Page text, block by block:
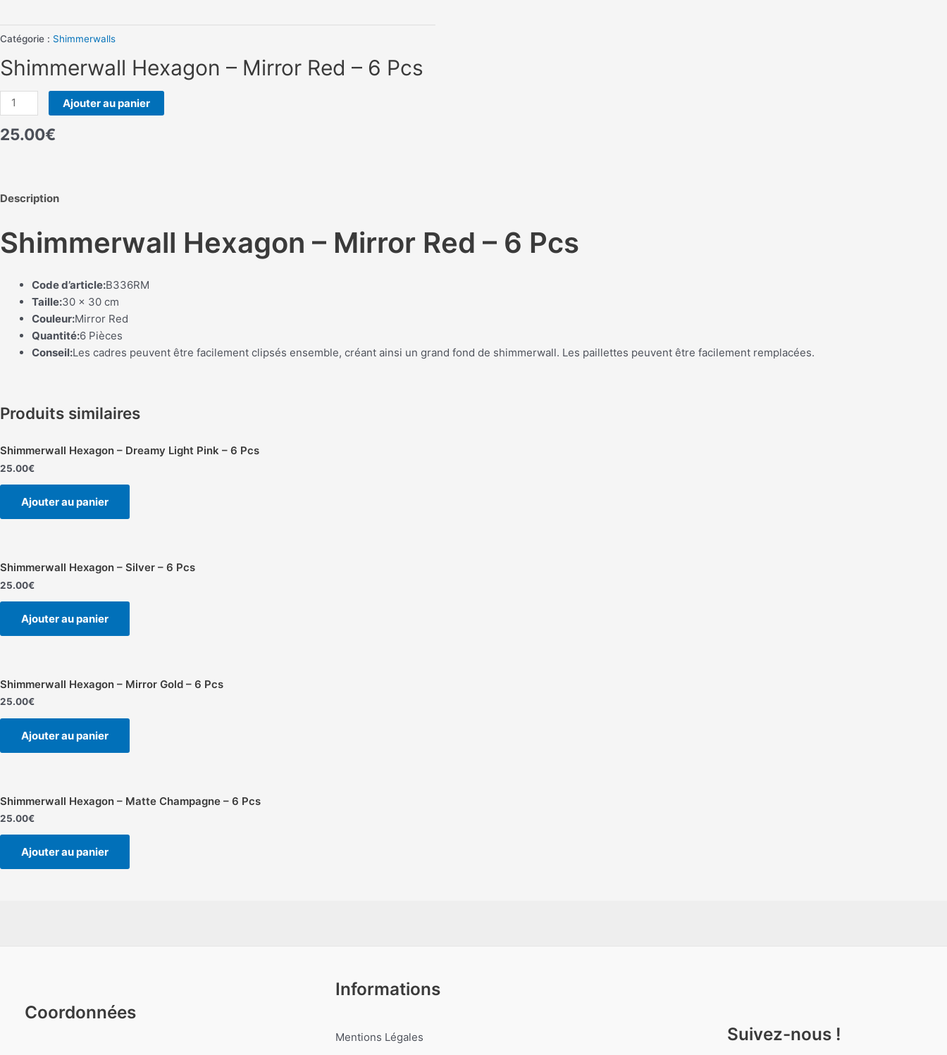
Catégorie : Shimmerwalls
Shimmerwall Hexagon – Mirror Red – 6 Pcs
quantité
de
Shimmerwall
Red
6
Pcs
Ajouter au panier
25.00€
Description
Shimmerwall Hexagon – Mirror Red – 6 Pcs
Code d’article:B336RM
Taille:30 x 30 cm
Couleur:Mirror Red
Quantité:6 Pièces
Conseil:Les cadres peuvent être facilement clipsés ensemble, créant ainsi un grand fond de shimmerwall. Les paillettes peuvent être facilement remplacées.
Produits similaires
Shimmerwall Hexagon – Dreamy Light Pink – 6 Pcs
25.00€
Ajouter au panier
Shimmerwall Hexagon – Silver – 6 Pcs
25.00€
Ajouter au panier
Shimmerwall Hexagon – Mirror Gold – 6 Pcs
25.00€
Ajouter au panier
Shimmerwall Hexagon – Matte Champagne – 6 Pcs
25.00€
Ajouter au panier
Coordonnées
Informations
Mentions Légales Suivez-nous !